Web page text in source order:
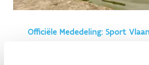
Officiële Mededeling: Sport